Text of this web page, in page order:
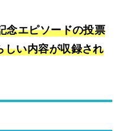
念エピソードの投票
しい内容が収録され